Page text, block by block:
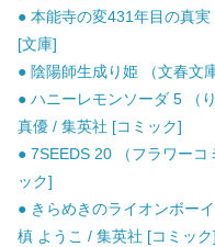
● 本能寺の変431年目の真
[文庫]
● 陰陽師生成り姫 （文春文
● ハニーレモンソーダ 5 （
真優 / 集英社 [コミック]
● 7SEEDS 20 （フラワーコ
ック]
● きらめきのライオンボー
槙 ようこ / 集英社 [コミック]